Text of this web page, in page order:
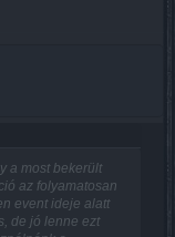
a most bekerült
az folyamatosan
event ideje alatt
de jó lenne ezt